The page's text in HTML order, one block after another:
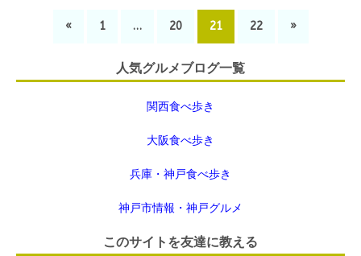
« 1 … 20 21 22 »
人気グルメブログ一覧
関西食べ歩き
大阪食べ歩き
兵庫・神戸食べ歩き
神戸市情報・神戸グルメ
このサイトを友達に教える